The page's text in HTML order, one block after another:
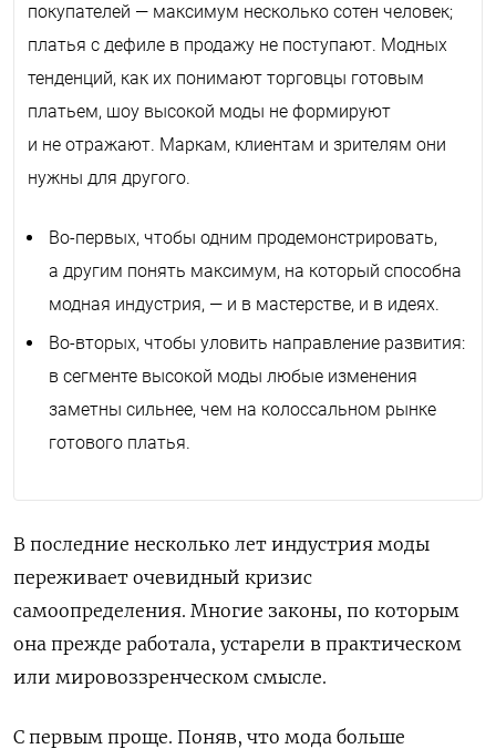
покупателей — максимум несколько сотен человек;
платья с дефиле в продажу не поступают. Модных
тенденций, как их понимают торговцы готовым
платьем, шоу высокой моды не формируют
и не отражают. Маркам, клиентам и зрителям они
нужны для другого.
Во-первых, чтобы одним продемонстрировать,
а другим понять максимум, на который способна
модная индустрия, — и в мастерстве, и в идеях.
Во-вторых, чтобы уловить направление развития:
в сегменте высокой моды любые изменения
заметны сильнее, чем на колоссальном рынке
готового платья.
В последние несколько лет индустрия моды
переживает очевидный кризис
самоопределения. Многие законы, по которым
она прежде работала, устарели в практическом
или мировоззренческом смысле.
С первым проще. Поняв, что мода больше